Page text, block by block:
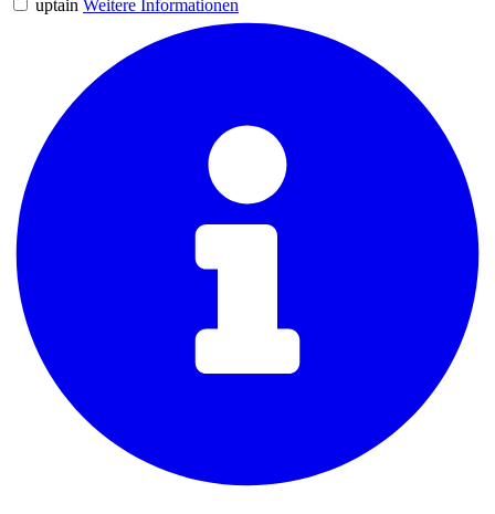
uptain Weitere Informationen